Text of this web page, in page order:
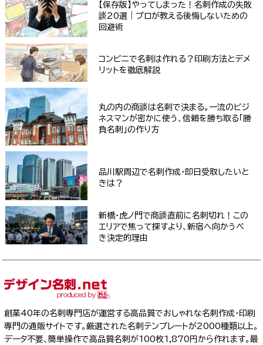
【保存版】やってしまった！名刺作成の失敗
談20選｜プロが教える後悔しないための
回避術
コンビニで名刺は作れる？印刷方法とデメ
リットを徹底解説
丸の内の商談は名刺で決まる。一流のビジ
ネスマンが密かに使う、信頼を勝ち取る「勝
負名刺」の作り方
品川駅周辺で名刺作成・即日受取したいと
きは？
新橋・虎ノ門で商談直前に名刺切れ！この
エリアで焦って探すより、新宿へ向かうべ
き決定的理由
創業40年の名刺専門店が運営する高品質でおしゃれな名刺作成・印刷
専門の通販サイトです。厳選された名刺テンプレートが2000種類以上。
データ不要、簡単操作で高品質名刺が100枚1,870円から作れます。最